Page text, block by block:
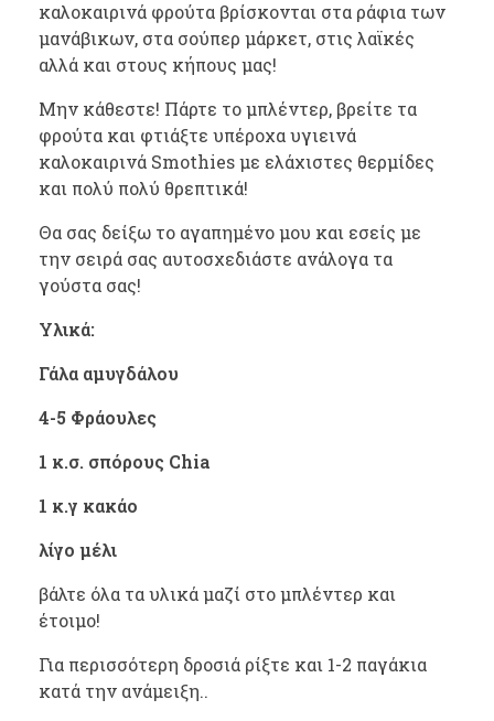
καλοκαιρινά φρούτα βρίσκονται στα ράφια των
μανάβικων, στα σούπερ μάρκετ, στις λαϊκές
αλλά και στους κήπους μας!
Μην κάθεστε! Πάρτε το μπλέντερ, βρείτε τα
φρούτα και φτιάξτε υπέροχα υγιεινά
καλοκαιρινά Smothies με ελάχιστες θερμίδες
και πολύ πολύ θρεπτικά!
Θα σας δείξω το αγαπημένο μου και εσείς με
την σειρά σας αυτοσχεδιάστε ανάλογα τα
γούστα σας!
Υλικά:
Γάλα αμυγδάλου
4-5 Φράουλες
1 κ.σ. σπόρους Chia
1 κ.γ κακάο
λίγο μέλι
βάλτε όλα τα υλικά μαζί στο μπλέντερ και
έτοιμο!
Για περισσότερη δροσιά ρίξτε και 1-2 παγάκια
κατά την ανάμειξη..